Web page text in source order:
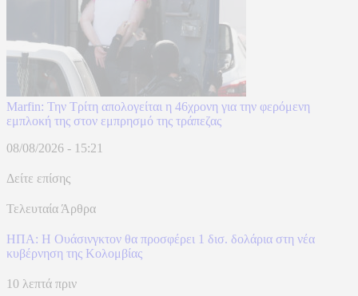
Marfin: Την Τρίτη απολογείται η 46χρονη για την φερόμενη
εμπλοκή της στον εμπρησμό της τράπεζας
08/08/2026 - 15:21
Δείτε επίσης
Τελευταία Άρθρα
ΗΠΑ: H Ουάσινγκτον θα προσφέρει 1 δισ. δολάρια στη νέα
κυβέρνηση της Κολομβίας
10 λεπτά πριν